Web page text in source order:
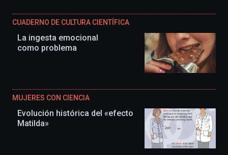
CUADERNO DE CULTURA CIENTÍFICA
La ingesta emocional
como problema
MUJERES CON CIENCIA
Evolución histórica del «efecto
Matilda»